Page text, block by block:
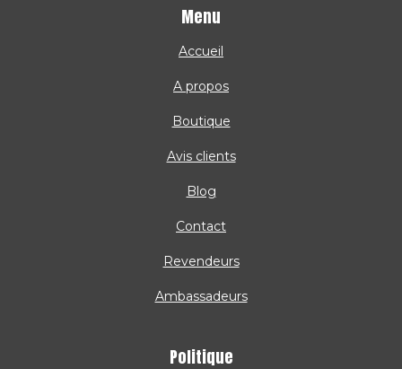
Menu
Accueil
A propos
Boutique
Avis clients
Blog
Contact
Revendeurs
Ambassadeurs
Politique